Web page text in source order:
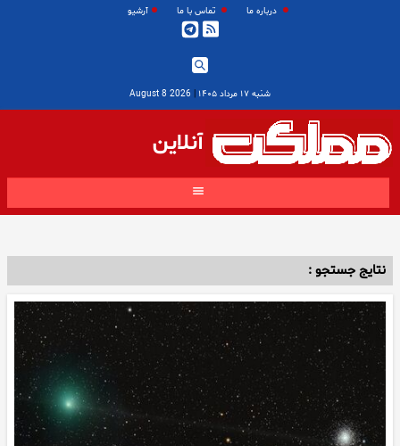
درباره ما تماس با ما آرشیو
شنبه ۱۷ مرداد ۱۴۰۵ |
2026 August 8
آنلاین
نتایج جستجو :